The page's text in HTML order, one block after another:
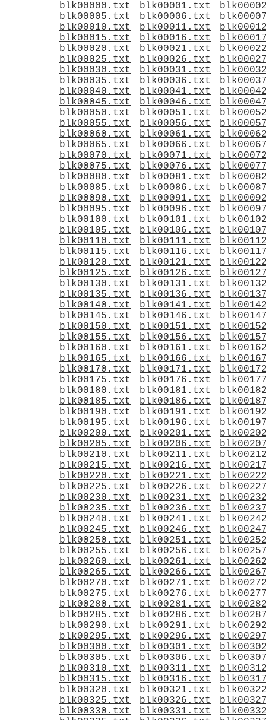
blk00000.txt blk00001.txt
blk00005.txt
blk00006.txt
blk00010.txt
blk00011.txt
blk00015.txt
blk00016.txt
blk00020.txt
blk00021.txt
blk00025.txt
blk00026.txt
blk00030.txt
blk00031.txt
blk00035.txt
blk00036.txt
blk00040.txt
blk00041.txt
blk00045.txt
blk00046.txt
blk00050.txt
blk00051.txt
blk00055.txt
blk00056.txt
blk00060.txt
blk00061.txt
blk00065.txt
blk00066.txt
blk00070.txt
blk00071.txt
blk00075.txt
blk00076.txt
blk00080.txt
blk00081.txt
blk00085.txt
blk00086.txt
blk00090.txt
blk00091.txt
blk00095.txt
blk00096.txt
blk00100.txt
blk00101.txt
blk00105.txt
blk00106.txt
blk00110.txt
blk00111.txt
blk00115.txt
blk00116.txt
blk00120.txt
blk00121.txt
blk00125.txt
blk00126.txt
blk00130.txt
blk00131.txt
blk00135.txt
blk00136.txt
blk00140.txt
blk00141.txt
blk00145.txt
blk00146.txt
blk00150.txt
blk00151.txt
blk00155.txt
blk00156.txt
blk00160.txt
blk00161.txt
blk00165.txt
blk00166.txt
blk00170.txt
blk00171.txt
blk00175.txt
blk00176.txt
blk00180.txt
blk00181.txt
blk00185.txt
blk00186.txt
blk00190.txt
blk00191.txt
blk00195.txt
blk00196.txt
blk00200.txt
blk00201.txt
blk00205.txt
blk00206.txt
blk00210.txt
blk00211.txt
blk00215.txt
blk00216.txt
blk00220.txt
blk00221.txt
blk00225.txt
blk00226.txt
blk00230.txt
blk00231.txt
blk00235.txt
blk00236.txt
blk00240.txt
blk00241.txt
blk00245.txt
blk00246.txt
blk00250.txt
blk00251.txt
blk00255.txt
blk00256.txt
blk00260.txt
blk00261.txt
blk00265.txt
blk00266.txt
blk00270.txt
blk00271.txt
blk00275.txt
blk00276.txt
blk00280.txt
blk00281.txt
blk00285.txt
blk00286.txt
blk00290.txt
blk00291.txt
blk00295.txt
blk00296.txt
blk00300.txt
blk00301.txt
blk00305.txt
blk00306.txt
blk00310.txt
blk00311.txt
blk00315.txt
blk00316.txt
blk00320.txt
blk00321.txt
blk00325.txt
blk00326.txt
blk00330.txt
blk00331.txt